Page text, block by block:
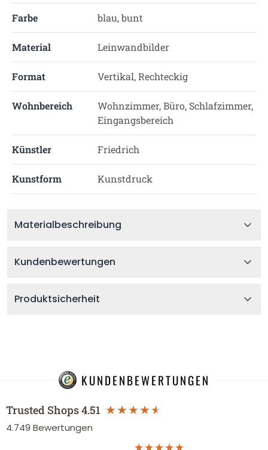
Farbe blau, bunt
Material Leinwandbilder
Format Vertikal, Rechteckig
Wohnbereich
Wohnzimmer, Büro, Schlafzimmer,
Eingangsbereich
Künstler Friedrich
Kunstform Kunstdruck
Materialbeschreibung
Kundenbewertungen
Produktsicherheit
KUNDENBEWERTUNGEN
Trusted Shops4.51
4.749 Bewertungen